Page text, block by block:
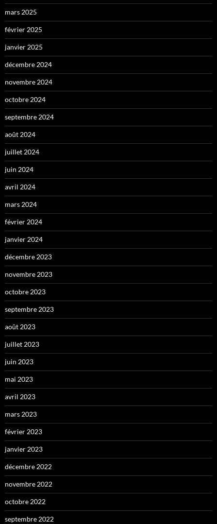
mars 2025
février 2025
janvier 2025
décembre 2024
novembre 2024
octobre 2024
septembre 2024
août 2024
juillet 2024
juin 2024
avril 2024
mars 2024
février 2024
janvier 2024
décembre 2023
novembre 2023
octobre 2023
septembre 2023
août 2023
juillet 2023
juin 2023
mai 2023
avril 2023
mars 2023
février 2023
janvier 2023
décembre 2022
novembre 2022
octobre 2022
septembre 2022